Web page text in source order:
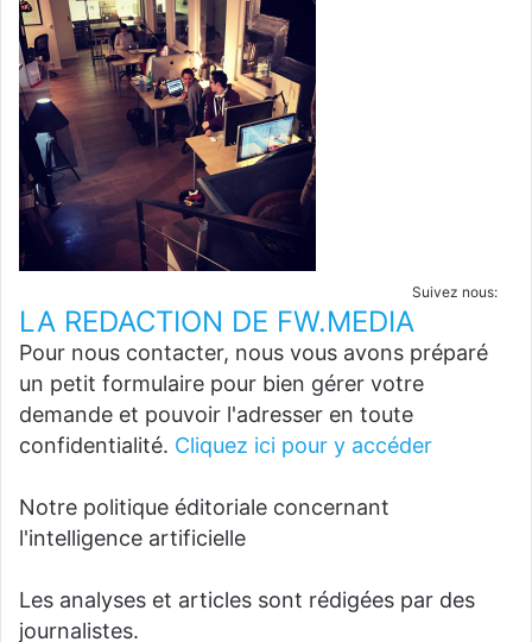
Suivez nous:
LA REDACTION DE FW.MEDIA
Pour nous contacter, nous vous avons préparé
un petit formulaire pour bien gérer votre
demande et pouvoir l'adresser en toute
confidentialité. Cliquez ici pour y accéder
Notre politique éditoriale concernant
l'intelligence artificielle
Les analyses et articles sont rédigées par des
journalistes.